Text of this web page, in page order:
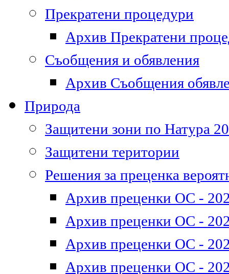
Прекратени процедури
Архив Прекратени
Съобщения и обявления
Архив Съобщения
Природа
Защитени зони по Натура
Защитени територии
Решения за преценка
Архив преценки ОС -
Архив преценки ОС -
Архив преценки ОС -
Архив преценки ОС -